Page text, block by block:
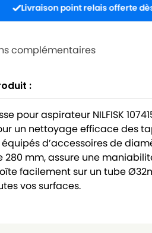
point relais offerte dès 30€ et
complémentaires
:
pour aspirateur NILFISK
un nettoyage efficace des
d’accessoires de
280 mm, assure une
facilement sur un tube
vos surfaces.